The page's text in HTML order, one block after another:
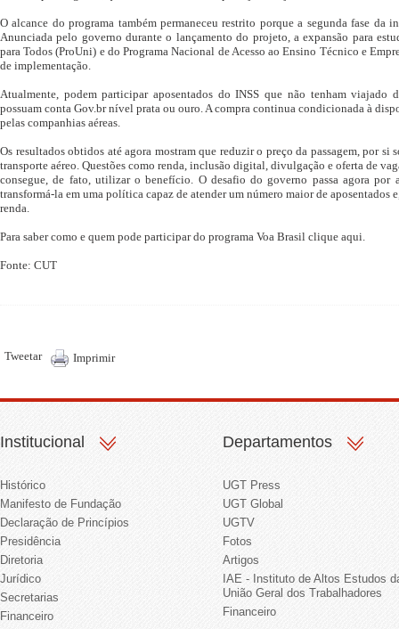
O alcance do programa também permaneceu restrito porque a segunda fase da
Anunciada pelo governo durante o lançamento do projeto, a expansão para
para Todos (ProUni) e do Programa Nacional de Acesso ao Ensino Técnico e
de implementação.
Atualmente, podem participar aposentados do INSS que não tenham viajado
possuam conta Gov.br nível prata ou ouro. A compra continua condicionada à
pelas companhias aéreas.
Os resultados obtidos até agora mostram que reduzir o preço da passagem, por si
transporte aéreo. Questões como renda, inclusão digital, divulgação e oferta de
consegue, de fato, utilizar o benefício. O desafio do governo passa agora
transformá-la em uma política capaz de atender um número maior de aposentados
renda.
Para saber como e quem pode participar do programa Voa Brasil clique aqui.
Fonte: CUT
Tweetar Imprimir
Institucional
Histórico
Manifesto de Fundação
Declaração de Princípios
Presidência
Diretoria
Jurídico
Secretarias
Financeiro
Departamentos
UGT Press
UGT Global
UGTV
Fotos
Artigos
IAE - Instituto de Altos Estudos
União Geral dos Trabalhadores
Financeiro